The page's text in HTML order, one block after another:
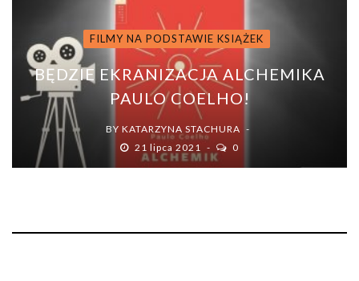
FILMY NA PODSTAWIE KSIĄŻEK
BĘDZIE EKRANIZACJA ALCHEMIKA
PAULO COELHO!
BY KATARZYNA STACHURA
21 lipca 2021
0